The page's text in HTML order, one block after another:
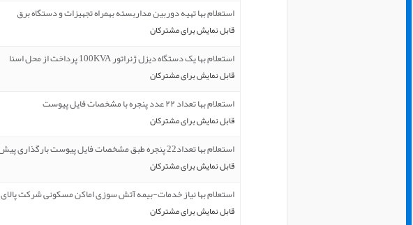
استعلام بها تهیه دوربین مداربسته بهمراه تجهیزات و دستگاه برق
قابل نمایش برای مشترکان
استعلام بها یک دستگاه دیزل ژنراتور 100KVA پرداخت از محل اسنا
قابل نمایش برای مشترکان
استعلام بها تعداد ۲۲ عدد پنجره با مشخصات فایل پیوست
قابل نمایش برای مشترکان
استعلام بها تعداد22 پنجره طبق مشخصات فایل پیوست بارگذاری پیش
قابل نمایش برای مشترکان
استعلام بها نیاز خدمات-بیمه آتش سوزی اماکن مسکونی شرکت پالای
قابل نمایش برای مشترکان